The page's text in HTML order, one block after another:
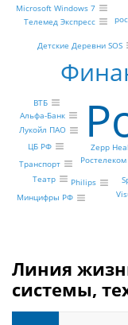
Zepp
Ростелеком
Philips
Детские Деревни SOS
ВТБ
Альфа-Банк
Лукойл ПАО
Телемед Экспресс
Минцифры РФ
ЦБ РФ
Транспорт
Microsoft Windows 7
Театр
Линия
системы,